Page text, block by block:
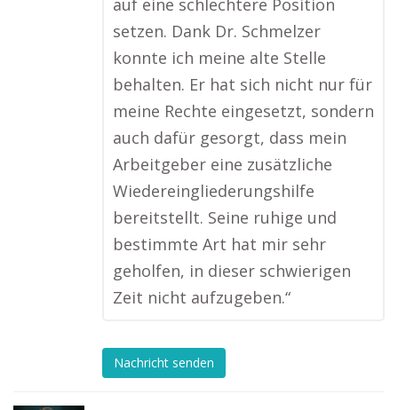
auf eine schlechtere Position
setzen. Dank Dr. Schmelzer
konnte ich meine alte Stelle
behalten. Er hat sich nicht nur für
meine Rechte eingesetzt, sondern
auch dafür gesorgt, dass mein
Arbeitgeber eine zusätzliche
Wiedereingliederungshilfe
bereitstellt. Seine ruhige und
bestimmte Art hat mir sehr
geholfen, in dieser schwierigen
Zeit nicht aufzugeben.“
Nachricht senden